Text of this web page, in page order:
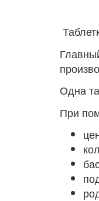
Одна
При